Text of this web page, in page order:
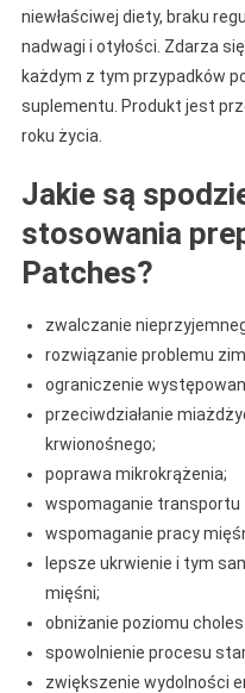
niewłaściwej diety, braku
nadwagi i otyłości. Zdarza
każdym z tym przypadków
suplementu. Produkt jest
roku życia.
Jakie są
stosowania
Patches?
zwalczanie
rozwiązanie problemu
ograniczenie
przeciwdziałanie
krwionośnego;
poprawa mikrokrążenia;
wspomaganie transportu
wspomaganie pracy
lepsze ukrwienie i tym
mięśni;
obniżanie poziomu
spowolnienie procesu
zwiększenie wydolności